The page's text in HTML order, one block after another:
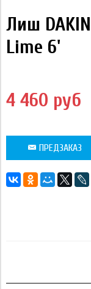
Лиш
Lime 6'
4 460 руб
ПРЕДЗАКАЗ